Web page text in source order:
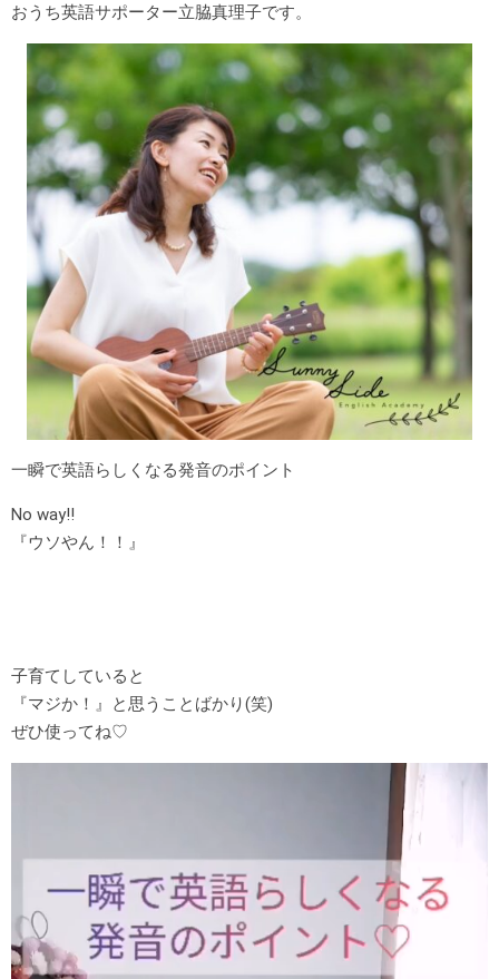
おうち英語サポーター立脇真理子です。
一瞬で英語らしくなる発音のポイント
No way!!
『ウソやん！！』
子育てしていると
『マジか！』と思うことばかり(笑)
ぜひ使ってね♡
レ
ヤ
ー